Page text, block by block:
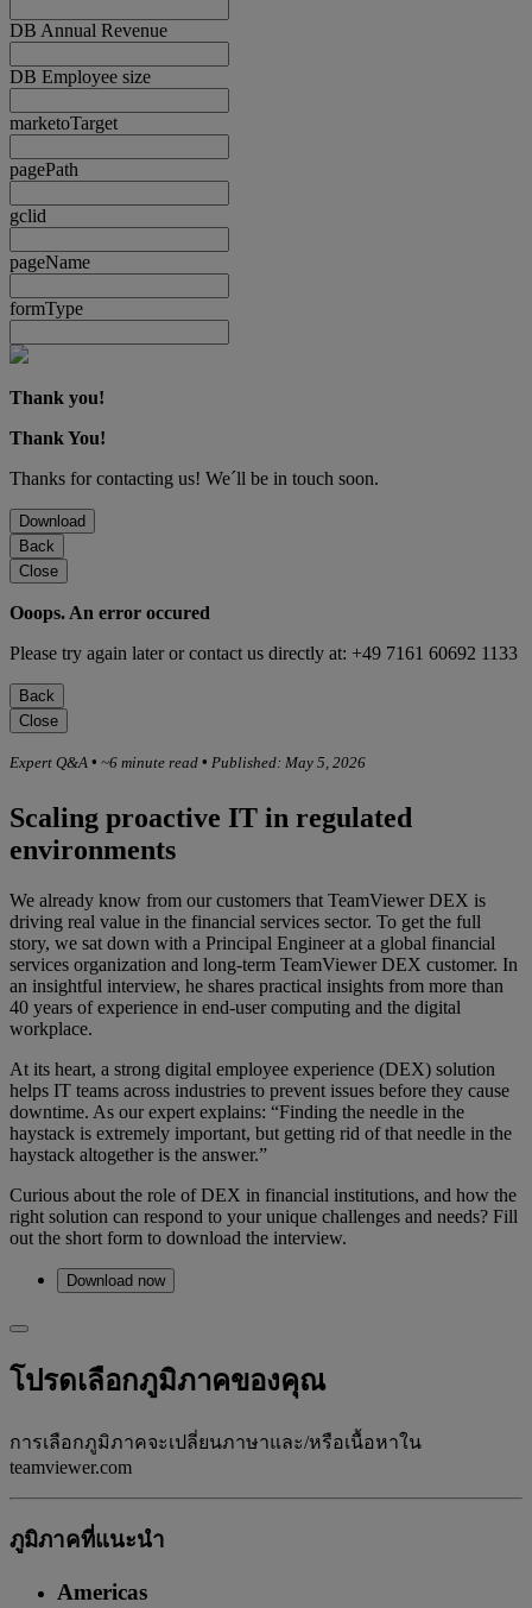
DB Annual Revenue
DB Employee size
marketoTarget
pagePath
gclid
pageName
formType
Thank you!
Thank You!
Thanks for contacting us! We´ll be in touch soon.
Download
Back
Close
Ooops. An error occured
Please try again later or contact us directly at: +49 7161 60692 1133
Back
Close
Expert Q&A • ~6 minute read • Published: May 5, 2026
Scaling proactive IT in regulated
environments
We already know from our customers that TeamViewer DEX is
driving real value in the financial services sector. To get the full
story, we sat down with a Principal Engineer at a global financial
services organization and long-term TeamViewer DEX customer. In
an insightful interview, he shares practical insights from more than
40 years of experience in end-user computing and the digital
workplace.
At its heart, a strong digital employee experience (DEX) solution
helps IT teams across industries to prevent issues before they cause
downtime. As our expert explains: “Finding the needle in the
haystack is extremely important, but getting rid of that needle in the
haystack altogether is the answer.”
Curious about the role of DEX in financial institutions, and how the
right solution can respond to your unique challenges and needs? Fill
out the short form to download the interview.
Download now
โปรดเลือกภูมิภาคของคุณ
การเลือกภูมิภาคจะเปลี่ยนภาษาและ/หรือเนื้อหาใน
teamviewer.com
ภูมิภาคที่แนะนํา
Americas